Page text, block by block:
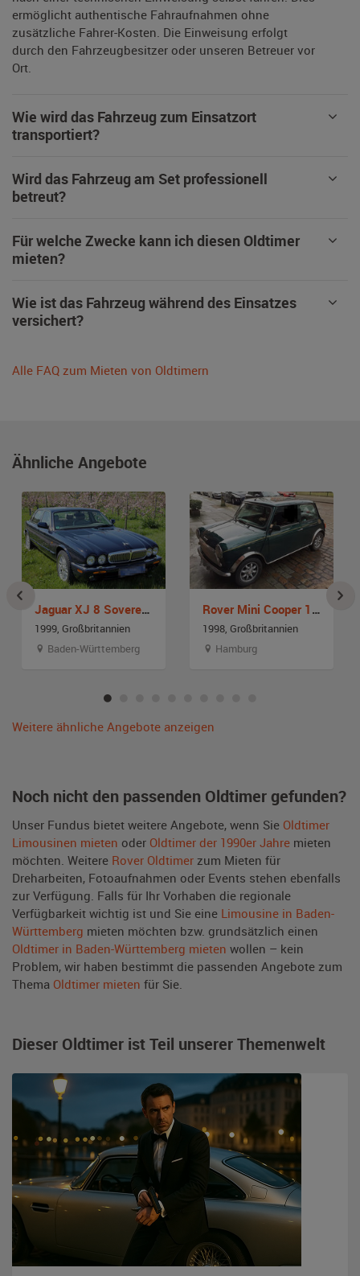
ermöglicht authentische Fahraufnahmen ohne
zusätzliche Fahrer-Kosten. Die Einweisung erfolgt
durch den Fahrzeugbesitzer oder unseren Betreuer vor
Ort.
Wie wird das Fahrzeug zum Einsatzort
transportiert?
Wird das Fahrzeug am Set professionell
betreut?
Für welche Zwecke kann ich diesen Oldtimer
mieten?
Wie ist das Fahrzeug während des Einsatzes
versichert?
Alle FAQ zum Mieten von Oldtimern
Ähnliche Angebote
Jaguar XJ 8 Sovereign X308
1999, Großbritannien
Baden-Württemberg
Rover Mini Cooper 1300
1998, Großbritannien
Hamburg
Weitere ähnliche Angebote anzeigen
Noch nicht den passenden Oldtimer gefunden?
Unser Fundus bietet weitere Angebote, wenn Sie Oldtimer
Limousinen mieten oder Oldtimer der 1990er Jahre mieten
möchten. Weitere Rover Oldtimer zum Mieten für
Dreharbeiten, Fotoaufnahmen oder Events stehen ebenfalls
zur Verfügung. Falls für Ihr Vorhaben die regionale
Verfügbarkeit wichtig ist und Sie eine Limousine in Baden-
Württemberg mieten möchten bzw. grundsätzlich einen
Oldtimer in Baden-Württemberg mieten wollen – kein
Problem, wir haben bestimmt die passenden Angebote zum
Thema Oldtimer mieten für Sie.
Dieser Oldtimer ist Teil unserer Themenwelt